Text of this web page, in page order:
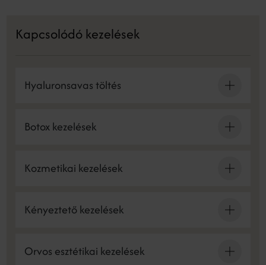
Kapcsolódó kezelések
Hyaluronsavas töltés
Botox kezelések
Kozmetikai kezelések
Kényeztető kezelések
Orvos esztétikai kezelések